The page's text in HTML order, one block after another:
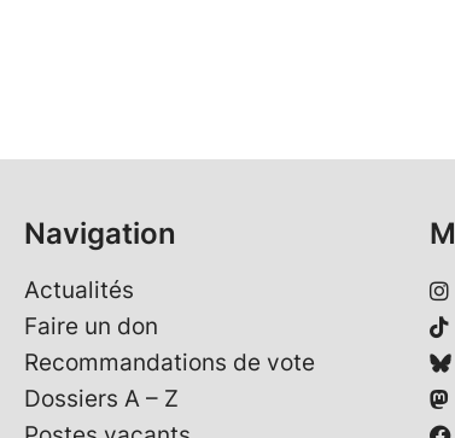
Navigation
Actualités
Faire un don
Recommandations de vote
Dossiers A – Z